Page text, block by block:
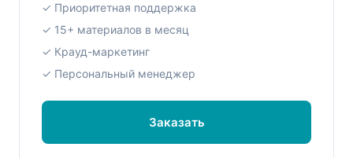
✓ Приоритетная поддержка
✓ 15+ материалов в месяц
✓ Крауд-маркетинг
✓ Персональный менеджер
Заказать